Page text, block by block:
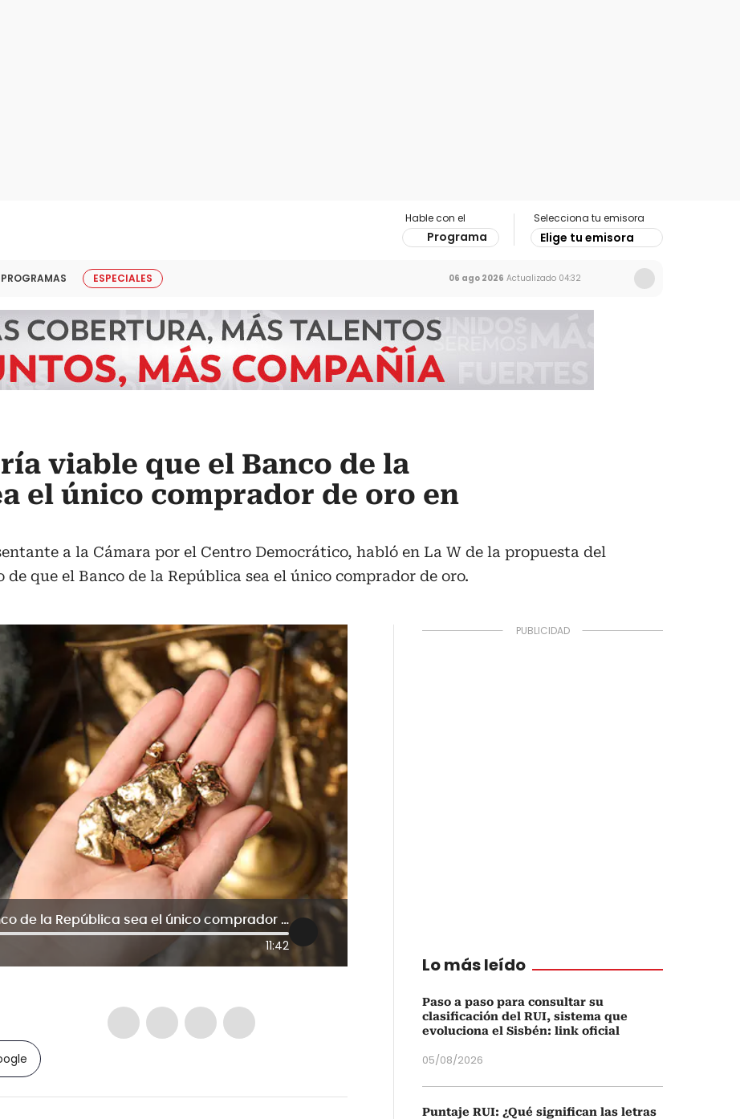
Hable con el
Programa
Selecciona tu emisora
Elige tu emisora
PROGRAMAS ESPECIALES 06 ago 2026 Actualizado 04:32
viable que el Banco de la
el único comprador de oro en
a la Cámara por el Centro Democrático, habló en La W de la propuesta del
que el Banco de la República sea el único comprador de oro.
Análisis: ¿Sería viable que el Banco de la República sea el único comprador de oro en Colombia?
11:42
Lo más leído
Paso a paso para consultar su
clasificación del RUI, sistema que
evoluciona el Sisbén: link oficial
05/08/2026
Puntaje RUI: ¿Qué significan las letras